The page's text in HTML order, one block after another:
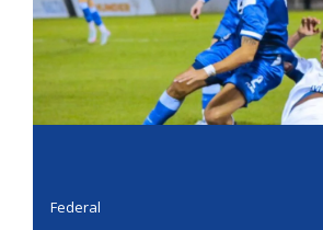
Federal